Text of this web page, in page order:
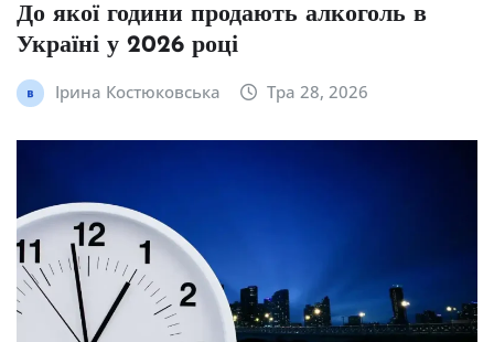
До якої години продають алкоголь в
Україні у 2026 році
Ірина Костюковська Тра 28, 2026